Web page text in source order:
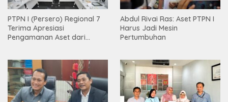
PTPN I (Persero) Regional 7
Terima Apresiasi
Pengamanan Aset dari
Abdul Rivai Ras: Aset PTPN I
Harus Jadi Mesin
Pertumbuhan